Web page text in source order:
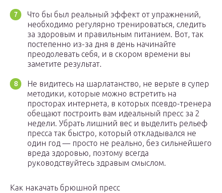
Что бы был реальный эффект от упражнений,
необходимо регулярно тренироваться, следить
за здоровым и правильным питанием. Вот, так
постепенно из-за дня в день начинайте
преодолевать себя, и в скором времени вы
заметите результат.
Не видитесь на шарлатанство, не верьте в супер
методики, которые можно встретить на
просторах интернета, в которых псевдо-тренера
обещают построить вам идеальный пресс за 2
недели. Убрать лишний вес и выделить рельеф
пресса так быстро, который откладывался не
один год — просто не реально, без сильнейшего
вреда здоровью, поэтому всегда
руководствуйтесь здравым смыслом.
Как накачать брюшной пресс